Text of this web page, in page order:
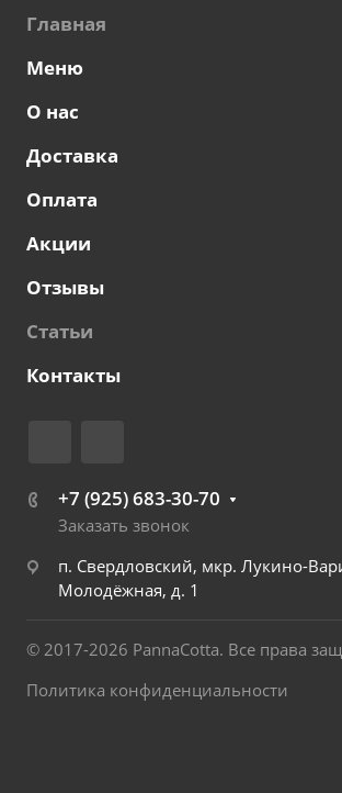
Главная
Меню
О нас
Доставка
Оплата
Акции
Отзывы
Статьи
Контакты
+7 (925) 683-30-70
Заказать звонок
п. Свердловский, мкр. Лукино-
Молодёжная, д. 1
© 2017-2026 PannaCotta. Все права
Политика конфиденциальности